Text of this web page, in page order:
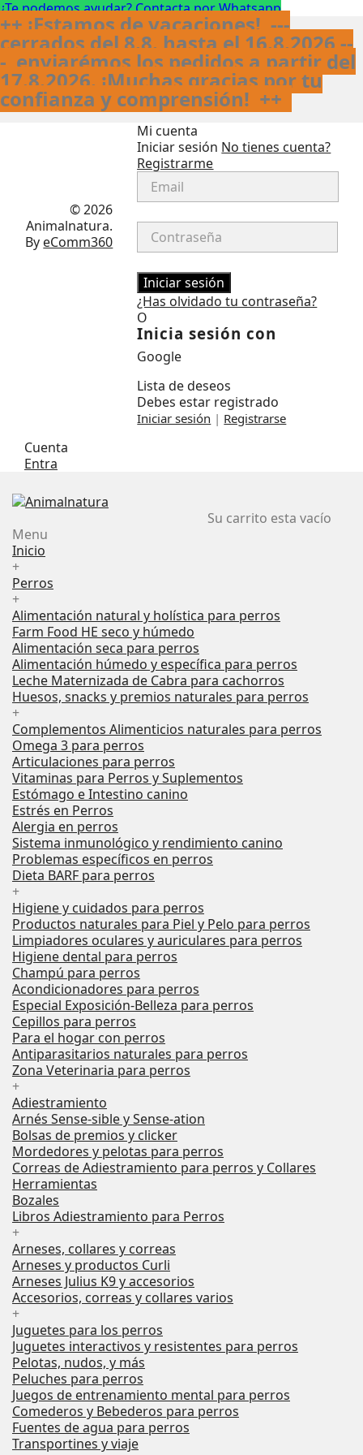
¿Te podemos ayudar? Contacta por Whatsapp
++ ¡Estamos de vacaciones! ---
cerrados del 8.8. hasta el 16.8.2026 --
- enviarémos los pedidos a partir del
17.8.2026. ¡Muchas gracias por tu
confianza y comprensión! ++
FacebookInstagram
© 2026
Animalnatura.
By eComm360
Mi cuenta
Iniciar sesión No tienes cuenta?
Registrarme
Iniciar sesión
¿Has olvidado tu contraseña?
O
Inicia sesión con
Google
Lista de deseos
Debes estar registrado
Iniciar sesión | Registrarse
Cuenta
Entra
Su carrito esta vacío
Menu
Inicio
+
Perros
+
Alimentación natural y holística para perros
Farm Food HE seco y húmedo
Alimentación seca para perros
Alimentación húmedo y específica para perros
Leche Maternizada de Cabra para cachorros
Huesos, snacks y premios naturales para perros
+
Complementos Alimenticios naturales para perros
Omega 3 para perros
Articulaciones para perros
Vitaminas para Perros y Suplementos
Estómago e Intestino canino
Estrés en Perros
Alergia en perros
Sistema inmunológico y rendimiento canino
Problemas específicos en perros
Dieta BARF para perros
+
Higiene y cuidados para perros
Productos naturales para Piel y Pelo para perros
Limpiadores oculares y auriculares para perros
Higiene dental para perros
Champú para perros
Acondicionadores para perros
Especial Exposición-Belleza para perros
Cepillos para perros
Para el hogar con perros
Antiparasitarios naturales para perros
Zona Veterinaria para perros
+
Adiestramiento
Arnés Sense-sible y Sense-ation
Bolsas de premios y clicker
Mordedores y pelotas para perros
Correas de Adiestramiento para perros y Collares
Herramientas
Bozales
Libros Adiestramiento para Perros
+
Arneses, collares y correas
Arneses y productos Curli
Arneses Julius K9 y accesorios
Accesorios, correas y collares varios
+
Juguetes para los perros
Juguetes interactivos y resistentes para perros
Pelotas, nudos, y más
Peluches para perros
Juegos de entrenamiento mental para perros
Comederos y Bebederos para perros
Fuentes de agua para perros
Transportines y viaje